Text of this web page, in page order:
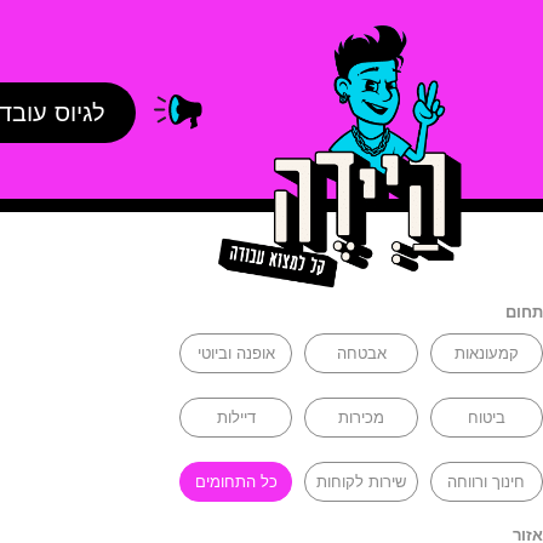
לגיוס
תחום
קמעונאות אבטחה אופנה וביוטי
ביטוח מכירות דיילות
חינוך ורווחה שירות לקוחות כל התחומים
אזור